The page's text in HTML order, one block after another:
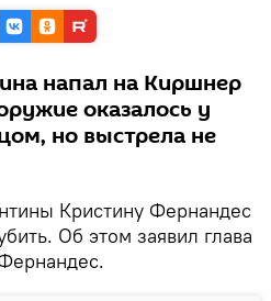
напал на Киршнер
оказалось у
но выстрела не
Кристину Фернандес
Об этом заявил глава